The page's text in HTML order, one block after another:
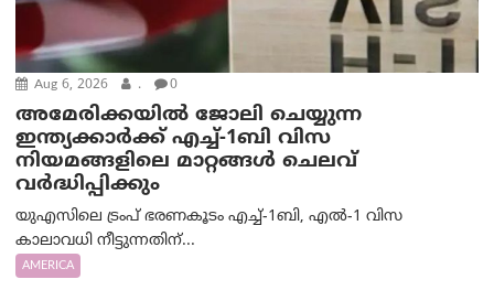
Aug 6, 2026 . 0
അമേരിക്കയില്‍ ജോലി ചെയ്യുന്ന
ഇന്ത്യക്കാർക്ക് എച്ച്-1ബി വിസ
നിയമങ്ങളിലെ മാറ്റങ്ങൾ ചെലവ്
വർദ്ധിപ്പിക്കും
യുഎസിലെ ട്രംപ് ഭരണകൂടം എച്ച്-1ബി, എൽ-1 വിസ
കാലാവധി നീട്ടുന്നതിന്...
AMERICA